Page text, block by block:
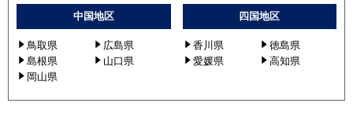
中国地区
鳥取県
広島県
島根県
山口県
岡山県
四国地区
香川県
徳島県
愛媛県
高知県